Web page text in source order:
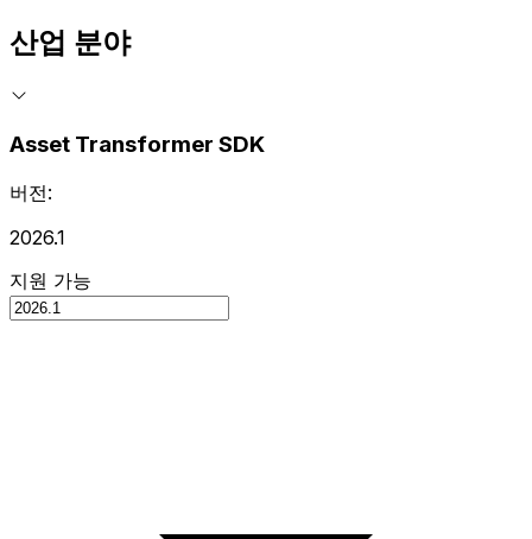
산업 분야
Asset Transformer SDK
버전:
2026.1
지원 가능